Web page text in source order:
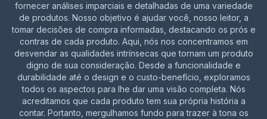
fornecer análises imparciais e detalhadas de uma variedade
de produtos. Nosso objetivo é ajudar você, nosso leitor, a
tomar decisões de compra informadas, destacando os prós e
contras de cada produto. Aqui, nós nos concentramos em
desvendar as qualidades intrínsecas que tornam um produto
digno de sua consideração. Desde a funcionalidade e
durabilidade até o design e o custo-benefício, exploramos
todos os aspectos para lhe dar uma visão completa. Nós
acreditamos que cada produto tem sua própria história a
contar. Portanto, mergulhamos fundo para trazer à tona os